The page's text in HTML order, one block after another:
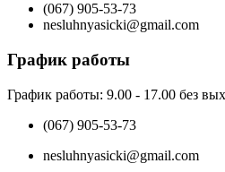
(067) 905-53-73
nesluhnyasicki@gmail.com
График работы
График работы: 9.00 - 17.00 без
(067) 905-53-73
nesluhnyasicki@gmail.com